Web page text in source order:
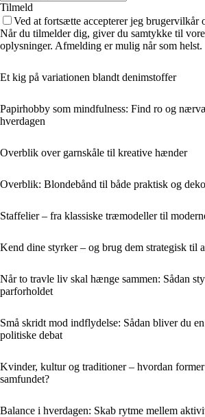
Tilmeld
Ved at fortsætte accepterer jeg brugervilkår
Når du tilmelder dig, giver du samtykke til
oplysninger. Afmelding er mulig når som helst.
Et kig på variationen blandt denimstoffer
Papirhobby som mindfulness: Find ro og
hverdagen
Overblik over garnskåle til kreative hænder
Overblik: Blondebånd til både praktisk og
Staffelier – fra klassiske træmodeller til
Kend dine styrker – og brug dem strategisk til
Når to travle liv skal hænge sammen: Sådan
parforholdet
Små skridt mod indflydelse: Sådan bliver du
politiske debat
Kvinder, kultur og traditioner – hvordan
samfundet?
Balance i hverdagen: Skab rytme mellem